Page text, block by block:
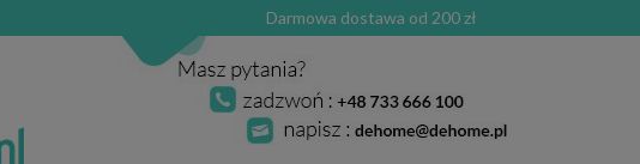
Darmowa dostawa od 200 zł